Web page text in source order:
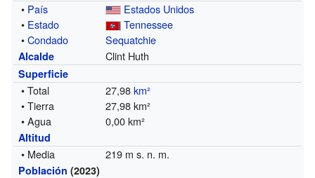
• País
Estados Unidos
• Estado
Tennessee
•Condado Sequatchie
Alcalde Clint Huth
Superficie
• Total 27,98km²
• Tierra
27,98 km²
• Agua
0,00 km²
Altitud
• Media 219 m s. n. m.
Población (2023)